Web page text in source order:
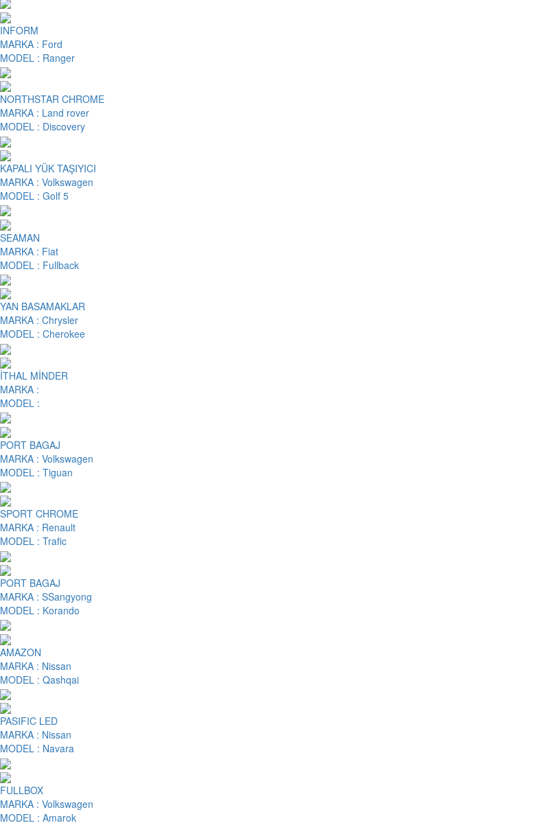
INFORM
MARKA : Ford
MODEL : Ranger
NORTHSTAR CHROME
MARKA : Land rover
MODEL : Discovery
KAPALI YÜK TAŞIYICI
MARKA : Volkswagen
MODEL : Golf 5
SEAMAN
MARKA : Fiat
MODEL : Fullback
YAN BASAMAKLAR
MARKA : Chrysler
MODEL : Cherokee
İTHAL MİNDER
MARKA :
MODEL :
PORT BAGAJ
MARKA : Volkswagen
MODEL : Tiguan
SPORT CHROME
MARKA : Renault
MODEL : Trafic
PORT BAGAJ
MARKA : SSangyong
MODEL : Korando
AMAZON
MARKA : Nissan
MODEL : Qashqai
PASIFIC LED
MARKA : Nissan
MODEL : Navara
FULLBOX
MARKA : Volkswagen
MODEL : Amarok